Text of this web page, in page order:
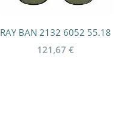
RAY BAN 2132 6052 55.18
121,67€